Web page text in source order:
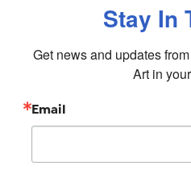
Stay In
Get news and updates
Art in
Email